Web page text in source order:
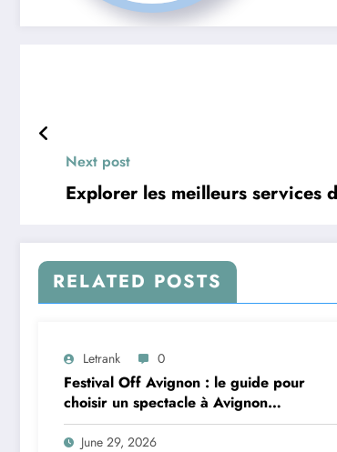
Next post
Explorer les meilleurs services
RELATED POSTS
Letrank 0
Festival Off Avignon : le guide pour
choisir un spectacle à Avignon
aujourd’hui
June 29, 2026